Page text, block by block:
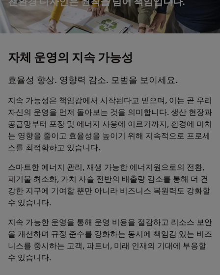
자체 운영의 지속 가능성
효율성 향상. 영향력 감소. 모범을 보이세요.
지속 가능성은 책임감에서 시작된다고 믿으며, 이는 곧 우리
자신의 운영을 먼저 돌아보는 것을 의미합니다. 생산 현장과
공급망부터 포장 및 에너지 사용에 이르기까지, 환경에 미치
는 영향을 줄이고 효율성을 높이기 위해 지속적으로 프로세
스를 최적화하고 있습니다.
스마트한 에너지 관리, 재생 가능한 에너지원으로의 전환,
폐기물 최소화, 가치 사슬 전반의 배출량 감소를 통해 더 건
강한 지구에 기여할 뿐만 아니라 비즈니스 복원력도 강화할
수 있습니다.
지속 가능한 운영을 통해 운영 비용을 절감하고 리소스 보안
을 개선하며 규정 준수를 강화하는 동시에 책임감 있는 비즈
니스를 중시하는 고객, 파트너, 미래 인재의 기대에 부응할
수 있습니다.